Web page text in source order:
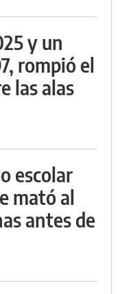
y un
rompió el
las alas
escolar
mató al
antes de